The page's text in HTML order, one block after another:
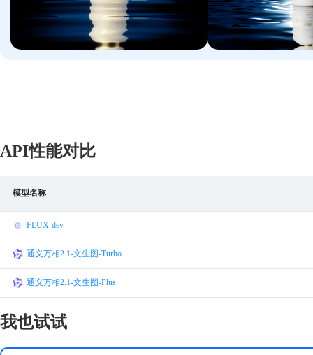
API性能对比
模型名称
FLUX-dev
通义万相2.1-文生图-Turbo
通义万相2.1-文生图-Plus
我也试试